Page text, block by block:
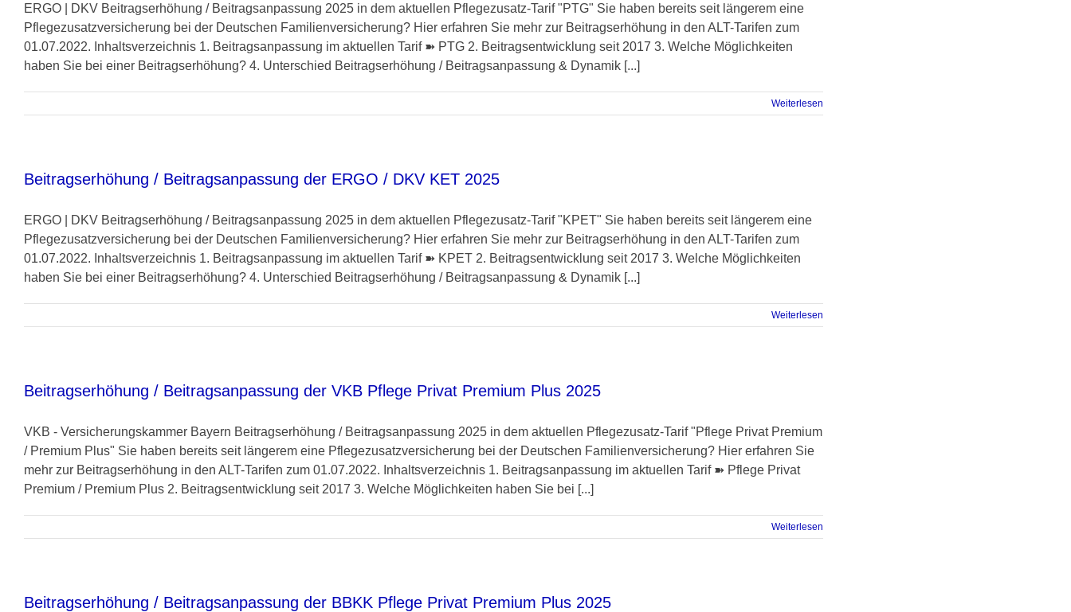
ERGO | DKV Beitragserhöhung / Beitragsanpassung 2025 in dem aktuellen Pflegezusatz-Tarif "PTG" Sie haben bereits seit längerem eine
Pflegezusatzversicherung bei der Deutschen Familienversicherung? Hier erfahren Sie mehr zur Beitragserhöhung in den ALT-Tarifen zum
01.07.2022. Inhaltsverzeichnis 1. Beitragsanpassung im aktuellen Tarif ➽ PTG 2. Beitragsentwicklung seit 2017 3. Welche Möglichkeiten
haben Sie bei einer Beitragserhöhung? 4. Unterschied Beitragserhöhung / Beitragsanpassung & Dynamik [...]
Weiterlesen
Beitragserhöhung / Beitragsanpassung der ERGO / DKV KET 2025
ERGO | DKV Beitragserhöhung / Beitragsanpassung 2025 in dem aktuellen Pflegezusatz-Tarif "KPET" Sie haben bereits seit längerem eine
Pflegezusatzversicherung bei der Deutschen Familienversicherung? Hier erfahren Sie mehr zur Beitragserhöhung in den ALT-Tarifen zum
01.07.2022. Inhaltsverzeichnis 1. Beitragsanpassung im aktuellen Tarif ➽ KPET 2. Beitragsentwicklung seit 2017 3. Welche Möglichkeiten
haben Sie bei einer Beitragserhöhung? 4. Unterschied Beitragserhöhung / Beitragsanpassung & Dynamik [...]
Weiterlesen
Beitragserhöhung / Beitragsanpassung der VKB Pflege Privat Premium Plus 2025
VKB - Versicherungskammer Bayern Beitragserhöhung / Beitragsanpassung 2025 in dem aktuellen Pflegezusatz-Tarif "Pflege Privat Premium
/ Premium Plus" Sie haben bereits seit längerem eine Pflegezusatzversicherung bei der Deutschen Familienversicherung? Hier erfahren Sie
mehr zur Beitragserhöhung in den ALT-Tarifen zum 01.07.2022. Inhaltsverzeichnis 1. Beitragsanpassung im aktuellen Tarif ➽ Pflege Privat
Premium / Premium Plus 2. Beitragsentwicklung seit 2017 3. Welche Möglichkeiten haben Sie bei [...]
Weiterlesen
Beitragserhöhung / Beitragsanpassung der BBKK Pflege Privat Premium Plus 2025